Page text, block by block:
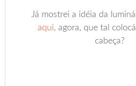
Já mostrei a idéia da
aqui, agora, que tal
cabeça?